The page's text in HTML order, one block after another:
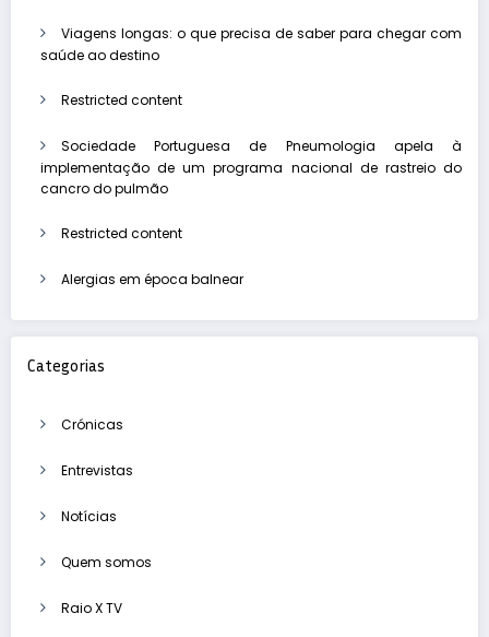
Viagens longas: o que precisa de saber para chegar com
saúde ao destino
Restricted content
Sociedade Portuguesa de Pneumologia apela à
implementação de um programa nacional de rastreio do
cancro do pulmão
Restricted content
Alergias em época balnear
Categorias
Crónicas
Entrevistas
Notícias
Quem somos
Raio X TV